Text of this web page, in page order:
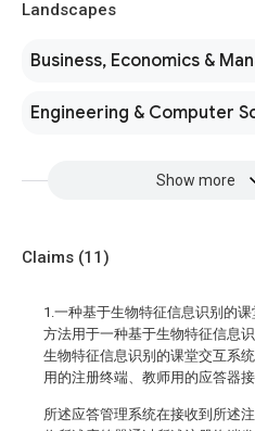
Landscapes
Business, Economics &
Engineering & Computer
Show more
Claims (11)
1.一种基于生物特征信息识别的
方法用于一种基于生物特征信息
生物特征信息识别的课堂交互系
用的注册终端、教师用的应答器
所述应答管理系统在接收到所述